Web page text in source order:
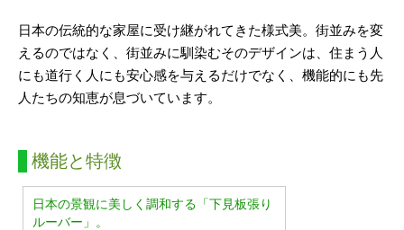
日本の伝統的な家屋に受け継がれてきた様式美。街並みを変
えるのではなく、街並みに馴染むそのデザインは、住まう人
にも道行く人にも安心感を与えるだけでなく、機能的にも先
人たちの知恵が息づいています。
機能と特徴
日本の景観に美しく調和する「下見板張り
ルーバー」。